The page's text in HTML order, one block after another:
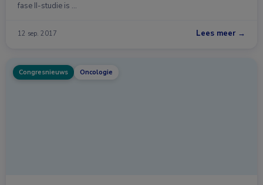
fase II-studie is …
12 sep. 2017 Lees meer →
Congresnieuws Oncologie